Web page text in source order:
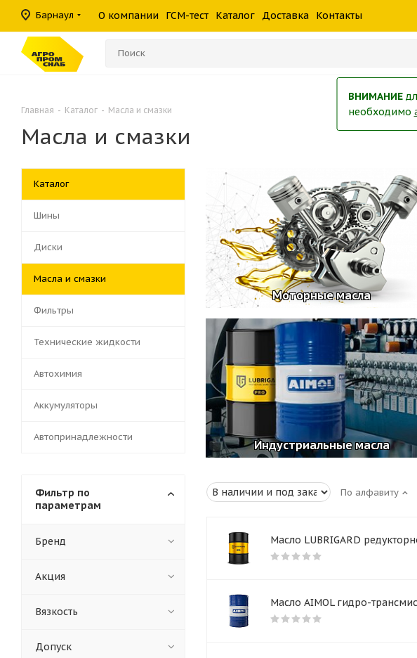
Барнаул О компании ГСМ-тест Каталог Доставка Контакты
Консистентные
смазки
Гидравлические
фильтры
Герметики
Главная - Каталог - Масла и смазки
Масла и смазки
Моторные масла
Индустриальные масла
По алфавиту
Масло LUBRIGARD
Масло AIMOL гидро-
Каталог
Шины
Диски
Масла и смазки
Фильтры
Технические жидкости
Автохимия
Аккумуляторы
Автопринадлежности
Фильтр по
параметрам
Бренд
Акция
Вязкость
Допуск
ВНИМАНИЕ
необходимо